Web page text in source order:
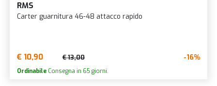
RMS
Carter guarnitura 46-48 attacco rapido
€ 10,90 € 13,00 -16%
Ordinabile Consegna in 65 giorni.